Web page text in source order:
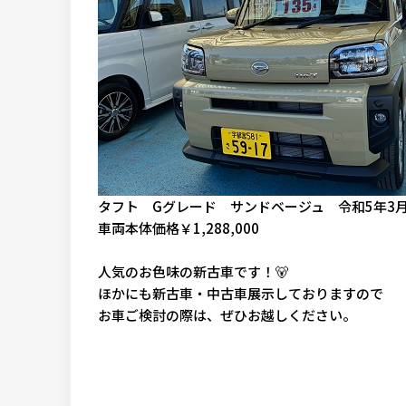
タフト Gグレード サンドベージュ 令和5年3
車両本体価格￥1,288,000
人気のお色味の新古車です！🐻
ほかにも新古車・中古車展示しておりますので
お車ご検討の際は、ぜひお越しください。